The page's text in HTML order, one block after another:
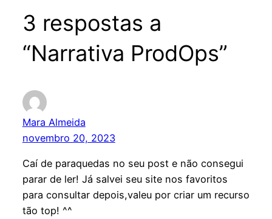
3 respostas a
“Narrativa ProdOps”
Mara Almeida
novembro 20, 2023
Caí de paraquedas no seu post e não consegui
parar de ler! Já salvei seu site nos favoritos
para consultar depois,valeu por criar um recurso
tão top! ^^